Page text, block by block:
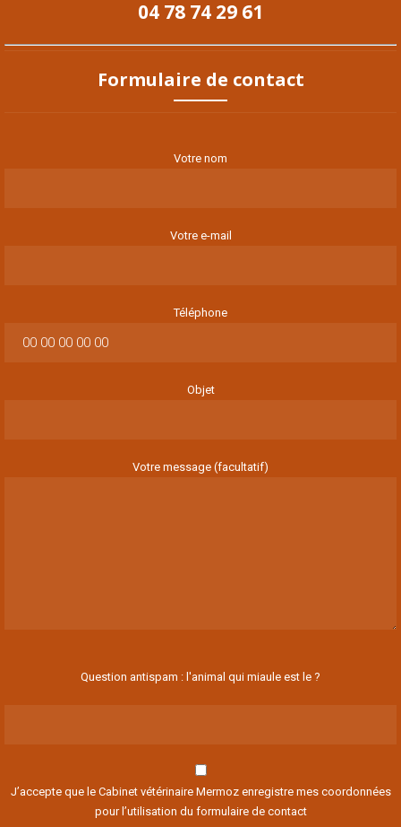
04 78 74 29 61
Formulaire de contact
Votre nom
Votre e-mail
Téléphone
Objet
Votre message (facultatif)
Question antispam : l'animal qui miaule est le ?
J’accepte que le Cabinet vétérinaire Mermoz enregistre mes coordonnées
pour l’utilisation du formulaire de contact